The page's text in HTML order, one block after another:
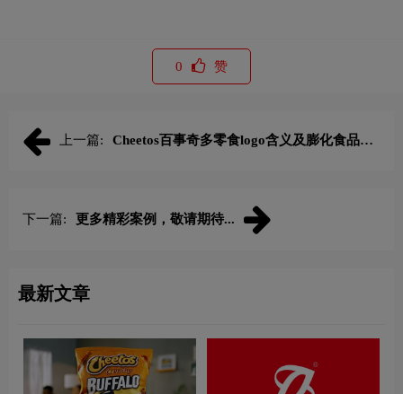
0 赞
上一篇:
Cheetos百事奇多零食logo含义及膨化食品品
下一篇: 更多精彩案例，敬请期待...
最新文章